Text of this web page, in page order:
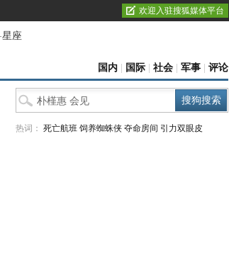
欢迎入驻搜狐媒体平台
星座
国内 国际 社会 军事 评论
热词： 死亡航班 饲养蜘蛛侠 夺命房间 引力双眼皮